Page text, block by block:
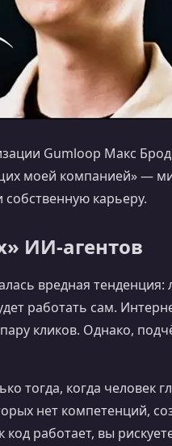
Gumloop Макс
моей компанией» —
собственную карьеру.
ИИ‑агентов
вредная тенденция:
работать сам.
кликов. Однако,
тогда, когда человек
нет компетенций,
работает, вы